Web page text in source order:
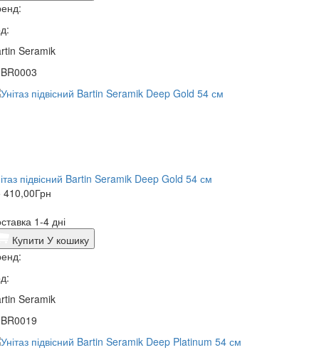
Seramik
підвісний Bartin Seramik Deep Gold 54 см
410,00Грн
1-4 дні
Купити У кошику
Seramik